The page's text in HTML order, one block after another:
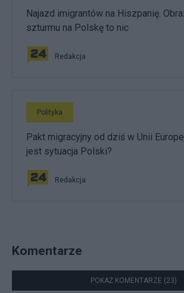
Najazd imigrantów na Hiszpanię.
szturmu na Polskę to nic
Redakcja
Polityka
Pakt migracyjny od dziś w Unii
jest sytuacja Polski?
Redakcja
Komentarze
POKAŻ KOMENTARZE (23)